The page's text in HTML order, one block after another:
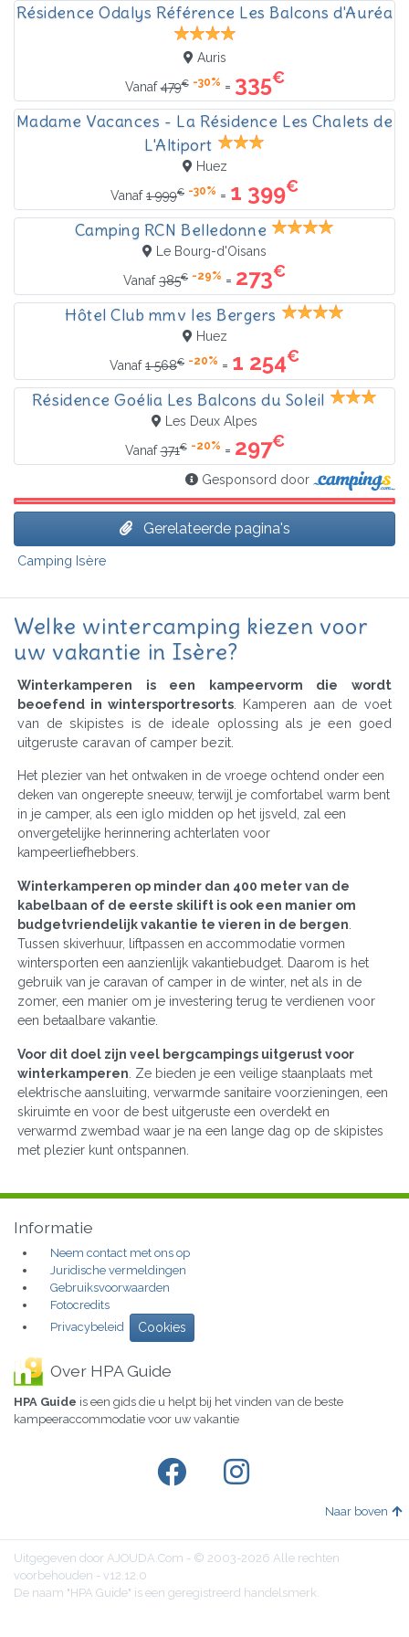
Résidence Odalys Référence Les Balcons d'Auréa
Auris
Vanaf479€ -30% = 335€
Madame Vacances - La Résidence Les Chalets de
L'Altiport
Huez
Vanaf1 999€ -30% = 1 399€
Camping RCN Belledonne
Le Bourg-d'Oisans
Vanaf385€ -29% = 273€
Hôtel Club mmv les Bergers
Huez
Vanaf1 568€ -20% = 1 254€
Résidence Goélia Les Balcons du Soleil
Les Deux Alpes
Vanaf371€ -20% = 297€
Gesponsord door
Gerelateerde pagina's
Camping Isère
Welke wintercamping kiezen voor
uw vakantie in Isère?
Winterkamperen is een kampeervorm die wordt
beoefend in wintersportresorts . Kamperen aan de voet
van de skipistes is de ideale oplossing als je een goed
uitgeruste caravan of camper bezit.
Het plezier van het ontwaken in de vroege ochtend onder een
deken van ongerepte sneeuw, terwijl je comfortabel warm bent
in je camper, als een iglo midden op het ijsveld, zal een
onvergetelijke herinnering achterlaten voor
kampeerliefhebbers.
Winterkamperen op minder dan 400 meter van de
kabelbaan of de eerste skilift is ook een manier om
budgetvriendelijk vakantie te vieren in de bergen
Tussen skiverhuur, liftpassen en accommodatie vormen
wintersporten een aanzienlijk vakantiebudget. Daarom is het
gebruik van je caravan of camper in de winter, net als in de
zomer, een manier om je investering terug te verdienen voor
een betaalbare vakantie.
Voor dit doel zijn veel bergcampings uitgerust voor
winterkamperen . Ze bieden je een veilige staanplaats met
elektrische aansluiting, verwarmde sanitaire voorzieningen, een
skiruimte en voor de best uitgeruste een overdekt en
verwarmd zwembad waar je na een lange dag op de skipistes
met plezier kunt ontspannen.
Informatie
Neem contact met ons op
Juridische vermeldingen
Gebruiksvoorwaarden
Fotocredits
Privacybeleid
Cookies
Over HPA Guide
HPA Guide is een gids die u helpt bij het vinden van de beste
kampeeraccommodatie voor uw vakantie
Naar boven
Uitgegeven door AJOUDA.Com - © 2003-2026 Alle rechten
voorbehouden - v12.12.0
De naam "HPA Guide" is een geregistreerd handelsmerk.